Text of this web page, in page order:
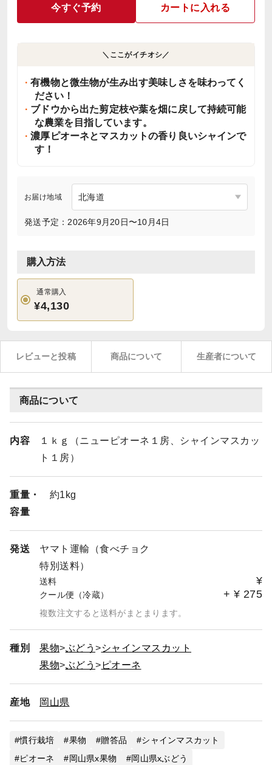
今すぐ予約 カートに入れる
＼ここがイチオシ／
有機物と微生物が生み出す美味しさを味わってく
ださい！
ブドウから出た剪定枝や葉を畑に戻して持続可能
な農業を目指しています。
濃厚ピオーネとマスカットの香り良いシャインで
す！
お届け地域
発送予定：2026年9月20日〜10月4日
購入方法
通常購入
¥4,130
レビューと投稿 商品について 生産者について
商品について
内容
１ｋｇ（ニューピオーネ１房、シャインマスカッ
ト１房）
重量・
容量
約1kg
発送
ヤマト運輸（食べチョク
特別送料）
送料 ¥
クール便（冷蔵） + ¥ 275
複数注文すると送料がまとまります。
種別 果物 ぶどう
シャインマスカット
果物
ぶどう ピオーネ
産地 岡山県
慣行栽培 果物 贈答品
シャインマスカット
ピオーネ
岡山県x果物 岡山県xぶどう